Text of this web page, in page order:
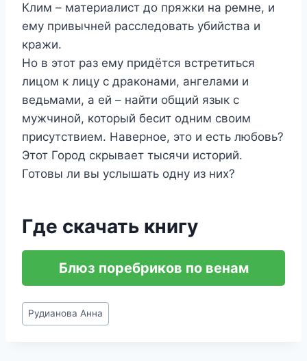
Клим – материалист до пряжки на ремне, и
ему привычней расследовать убийства и
кражи.
Но в этот раз ему придётся встретиться
лицом к лицу с драконами, ангелами и
ведьмами, а ей – найти общий язык с
мужчиной, который бесит одним своим
присутствием. Наверное, это и есть любовь?
Этот Город скрывает тысячи историй.
Готовы ли вы услышать одну из них?
Где скачать книгу
Блюз поребриков по венам
Метки
записи:
Рудианова Анна